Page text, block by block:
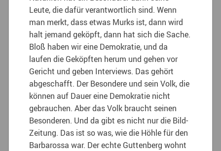
Leute, die dafür verantwortlich sind. Wenn
man merkt, dass etwas Murks ist, dann wird
halt jemand geköpft, dann hat sich die Sache.
Bloß haben wir eine Demokratie, und da
laufen die Geköpften herum und gehen vor
Gericht und geben Interviews. Das gehört
abgeschafft. Der Besondere und sein Volk, die
können auf Dauer eine Demokratie nicht
gebrauchen. Aber das Volk braucht seinen
Besonderen. Und da gibt es nicht nur die Bild-
Zeitung. Das ist so was, wie die Höhle für den
Barbarossa war. Der echte Guttenberg wohnt